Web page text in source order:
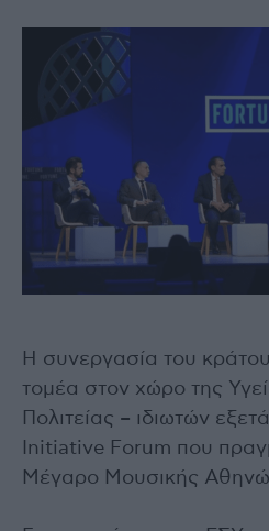
Η συνεργασία του
τομέα στον χώρο της
Πολιτείας – ιδιωτών
Initiative Forum που
Μέγαρο Μουσικής